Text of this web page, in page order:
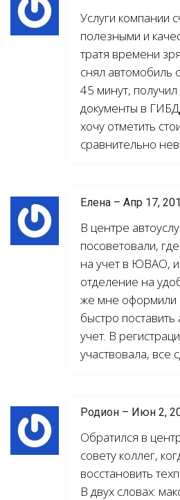
Услуги компании
полезными и
тратя времени
снял автомобиль
45 минут,
документы в
хочу отметить
сравнительно
Елена – Апр 17,
В центре
посоветовали,
на учет в ЮВАО, и
отделение на
же мне
быстро
учет. В
участвовала, все
Родион – Июн 2,
Обратился в
совету коллег,
восстановить
В двух словах: